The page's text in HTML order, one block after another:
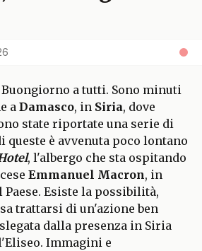
a tutti. Sono minuti
aDamasco, in Siria, dove
state riportate una serie di
queste è avvenuta poco lontano
, l'albergo che sta ospitando
Emmanuel Macron, in
Esiste la possibilità,
trattarsi di un'azione ben
dalla presenza in Siria
Immagini e